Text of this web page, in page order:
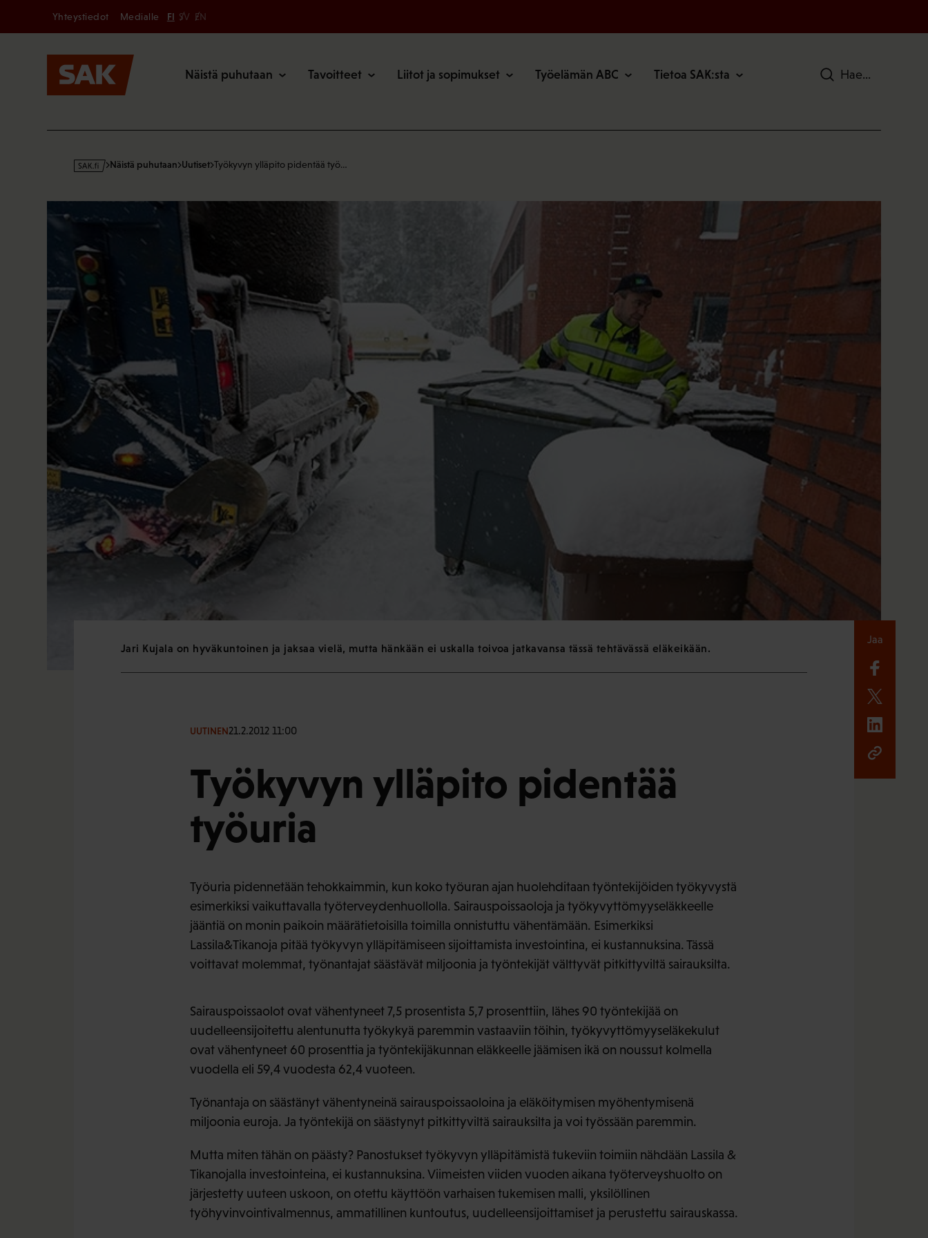
Secondary
Yhteystiedot Medialle FI SV EN
Näistä puhutaan Tavoitteet Liitot ja sopimukset Työelämän ABC Tietoa SAK:sta Hae
s
Näistä puhutaan Uutiset Työkyvyn ylläpito pidentää työ…
Jari Kujala on hyväkuntoinen ja jaksaa vielä, mutta hänkään ei uskalla toivoa jatkavansa tässä tehtävässä eläkeikään.
UUTINEN21.2.2012 11:00
Työkyvyn ylläpito pidentää
työuria
Työuria pidennetään tehokkaimmin, kun koko työuran ajan huolehditaan työntekijöiden työkyvystä
esimerkiksi vaikuttavalla työterveydenhuollolla. Sairauspoissaoloja ja työkyvyttömyyseläkkeelle
jääntiä on monin paikoin määrätietoisilla toimilla onnistuttu vähentämään. Esimerkiksi
Lassila&Tikanoja pitää työkyvyn ylläpitämiseen sijoittamista investointina, ei kustannuksina. Tässä
voittavat molemmat, työnantajat säästävät miljoonia ja työntekijät välttyvät pitkittyviltä sairauksilta.
Sairauspoissaolot ovat vähentyneet 7,5 prosentista 5,7 prosenttiin, lähes 90 työntekijää on
uudelleensijoitettu alentunutta työkykyä paremmin vastaaviin töihin, työkyvyttömyyseläkekulut
ovat vähentyneet 60 prosenttia ja työntekijäkunnan eläkkeelle jäämisen ikä on noussut kolmella
vuodella eli 59,4 vuodesta 62,4 vuoteen.
Työnantaja on säästänyt vähentyneinä sairauspoissaoloina ja eläköitymisen myöhentymisenä
miljoonia euroja. Ja työntekijä on säästynyt pitkittyviltä sairauksilta ja voi työssään paremmin.
Mutta miten tähän on päästy? Panostukset työkyvyn ylläpitämistä tukeviin toimiin nähdään Lassila &
Tikanojalla investointeina, ei kustannuksina. Viimeisten viiden vuoden aikana työterveyshuolto on
järjestetty uuteen uskoon, on otettu käyttöön varhaisen tukemisen malli, yksilöllinen
työhyvinvointivalmennus, ammatillinen kuntoutus, uudelleensijoittamiset ja perustettu sairauskassa.
Jaa